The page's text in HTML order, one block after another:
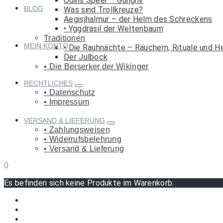
Was sind Trollkreuze?
Aegisjhalmur – der Helm des Schreckens
Yggdrasil der Weltenbaum
Traditionen
Die Rauhnächte – Räuchern, Rituale und
Der Julbock
Die Berserker der Wikinger
BLOG
MEIN KONTO
RECHTLICHES
Datenschutz
Impressum
VERSAND & LIEFERUNG
Zahlungsweisen
Widerrufsbelehrung
Versand & Lieferung
0
Es befinden sich keine Produkte im Warenkorb.